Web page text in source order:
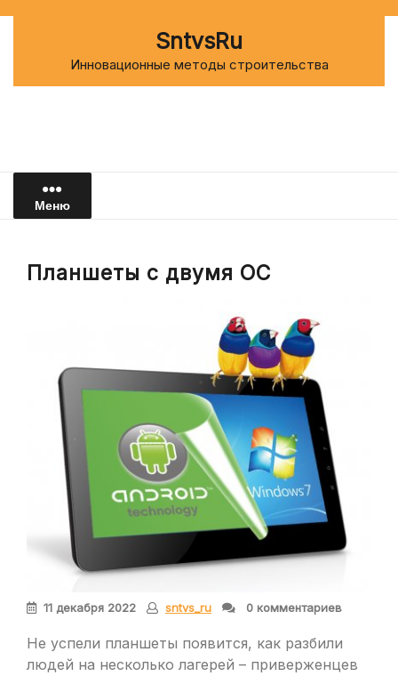
SntvsRu
Инновационные методы строительства
Меню
Планшеты с двумя ОС
11 декабря 2022 sntvs_ru 0 комментариев
Не успели планшеты появится, как разбили
людей на несколько лагерей – приверженцев